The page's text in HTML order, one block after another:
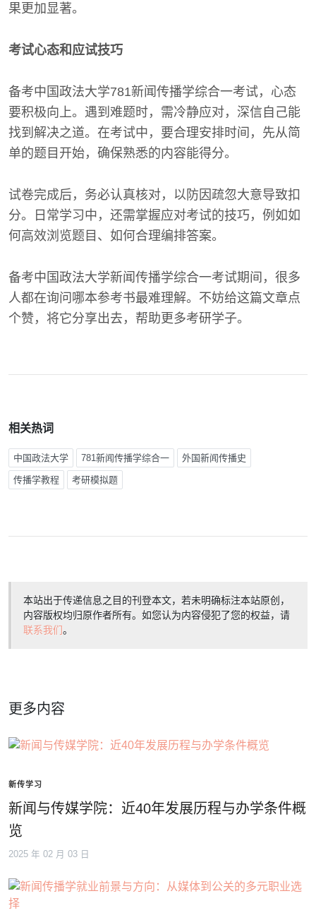
果更加显著。
考试心态和应试技巧
备考中国政法大学781新闻传播学综合一考试，心态
要积极向上。遇到难题时，需冷静应对，深信自己能
找到解决之道。在考试中，要合理安排时间，先从简
单的题目开始，确保熟悉的内容能得分。
试卷完成后，务必认真核对，以防因疏忽大意导致扣
分。日常学习中，还需掌握应对考试的技巧，例如如
何高效浏览题目、如何合理编排答案。
备考中国政法大学新闻传播学综合一考试期间，很多
人都在询问哪本参考书最难理解。不妨给这篇文章点
个赞，将它分享出去，帮助更多考研学子。
相关热词
中国政法大学 781新闻传播学综合一 外国新闻传播史
传播学教程 考研模拟题
本站出于传递信息之目的刊登本文，若未明确标注本站原创，
内容版权均归原作者所有。如您认为内容侵犯了您的权益，请
联系我们。
更多内容
新传学习
新闻与传媒学院：近40年发展历程与办学条件概
览
2025 年 02 月 03 日